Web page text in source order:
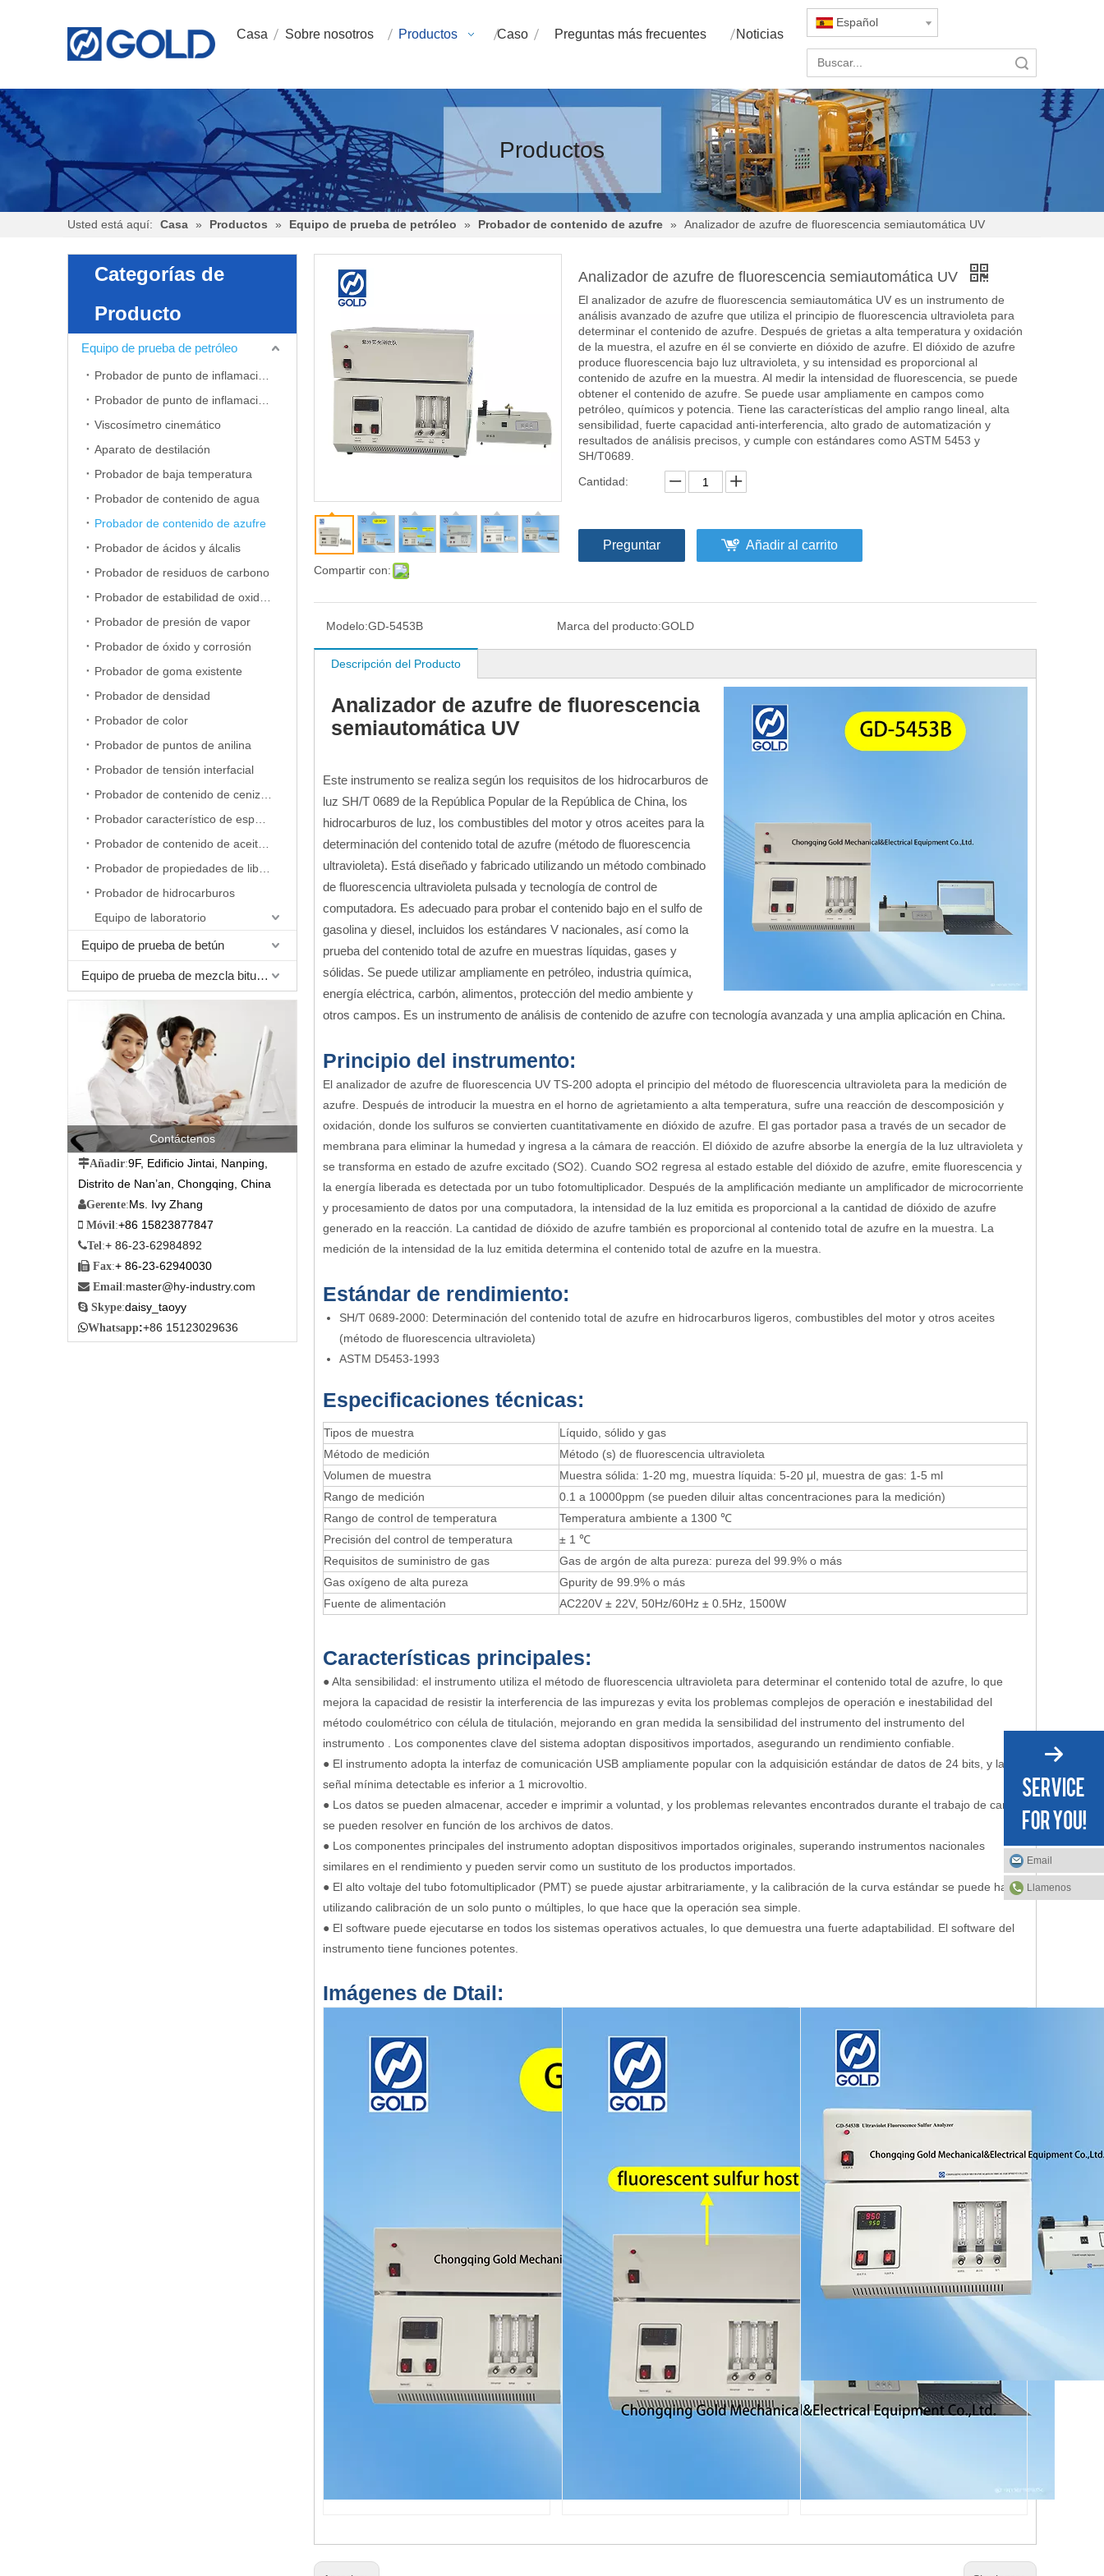
Casa Sobre nosotros Productos Caso Preguntas más frecuentes Noticias
Español
Productos
Usted está aquí: Casa » Productos » Equipo de prueba de petróleo » Probador de contenido de azufre » Analizador de azufre de fluorescencia semiautomática UV
Categorías de
Producto
Equipo de prueba de petróleo
Viscosímetro cinemático
Aparato de destilación
Probador de baja temperatura
Probador de contenido de agua
Probador de contenido de azufre
Probador de ácidos y álcalis
Probador de residuos de carbono
Probador de presión de vapor
Probador de óxido y corrosión
Probador de goma existente
Probador de densidad
Probador de color
Probador de puntos de anilina
Probador de tensión interfacial
Probador de hidrocarburos
Equipo de laboratorio
Equipo de prueba de betún
Equipo de prueba de mezcla bituminosa
Contáctenos
Añadir:9F, Edificio Jintai, Nanping,
Distrito de Nan’an, Chongqing, China
Gerente:Ms. Ivy Zhang
 Móvil :+86 15823877847
Tel :+ 86-23-62984892
 Fax:+ 86-23-62940030
 Email :master@hy-industry.com
 Skype:daisy_taoyy
Whatsapp:+86 15123029636
Compartir con:
Analizador de azufre de fluorescencia semiautomática UV
El analizador de azufre de fluorescencia semiautomática UV es un instrumento de
análisis avanzado de azufre que utiliza el principio de fluorescencia ultravioleta para
determinar el contenido de azufre. Después de grietas a alta temperatura y oxidación
de la muestra, el azufre en él se convierte en dióxido de azufre. El dióxido de azufre
produce fluorescencia bajo luz ultravioleta, y su intensidad es proporcional al
contenido de azufre en la muestra. Al medir la intensidad de fluorescencia, se puede
obtener el contenido de azufre. Se puede usar ampliamente en campos como
petróleo, químicos y potencia. Tiene las características del amplio rango lineal, alta
sensibilidad, fuerte capacidad anti-interferencia, alto grado de automatización y
resultados de análisis precisos, y cumple con estándares como ASTM 5453 y
SH/T0689.
Cantidad:
Preguntar Añadir al carrito
Modelo:GD-5453B Marca del producto:GOLD
Descripción del Producto
Analizador de azufre de fluorescencia
semiautomática UV
Este instrumento se realiza según los requisitos de los hidrocarburos de
luz SH/T 0689 de la República Popular de la República de China, los
hidrocarburos de luz, los combustibles del motor y otros aceites para la
determinación del contenido total de azufre (método de fluorescencia
ultravioleta). Está diseñado y fabricado utilizando un método combinado
de fluorescencia ultravioleta pulsada y tecnología de control de
computadora. Es adecuado para probar el contenido bajo en el sulfo de
gasolina y diesel, incluidos los estándares V nacionales, así como la
prueba del contenido total de azufre en muestras líquidas, gases y
sólidas. Se puede utilizar ampliamente en petróleo, industria química,
energía eléctrica, carbón, alimentos, protección del medio ambiente y
otros campos. Es un instrumento de análisis de contenido de azufre con tecnología avanzada y una amplia aplicación en China.
Principio del instrumento:
El analizador de azufre de fluorescencia UV TS-200 adopta el principio del método de fluorescencia ultravioleta para la medición de
azufre. Después de introducir la muestra en el horno de agrietamiento a alta temperatura, sufre una reacción de descomposición y
oxidación, donde los sulfuros se convierten cuantitativamente en dióxido de azufre. El gas portador pasa a través de un secador de
membrana para eliminar la humedad y ingresa a la cámara de reacción. El dióxido de azufre absorbe la energía de la luz ultravioleta y
se transforma en estado de azufre excitado (SO2). Cuando SO2 regresa al estado estable del dióxido de azufre, emite fluorescencia y
la energía liberada es detectada por un tubo fotomultiplicador. Después de la amplificación mediante un amplificador de microcorriente
y procesamiento de datos por una computadora, la intensidad de la luz emitida es proporcional a la cantidad de dióxido de azufre
generado en la reacción. La cantidad de dióxido de azufre también es proporcional al contenido total de azufre en la muestra. La
medición de la intensidad de la luz emitida determina el contenido total de azufre en la muestra.
Estándar de rendimiento:
SH/T 0689-2000: Determinación del contenido total de azufre en hidrocarburos ligeros, combustibles del motor y otros aceites
(método de fluorescencia ultravioleta)
ASTM D5453-1993
Especificaciones técnicas:
Tipos de muestra
Líquido, sólido y gas
Método de medición
Método (s) de fluorescencia ultravioleta
Volumen de muestra
Muestra sólida: 1-20 mg, muestra líquida: 5-20 μl, muestra de gas: 1-5 ml
Rango de medición
0.1 a 10000ppm (se pueden diluir altas concentraciones para la medición)
Rango de control de temperatura
Temperatura ambiente a 1300 ℃
Precisión del control de temperatura
± 1 ℃
Requisitos de suministro de gas
Gas de argón de alta pureza: pureza del 99.9% o más
Gas oxígeno de alta pureza
Gpurity de 99.9% o más
Fuente de alimentación
AC220V ± 22V, 50Hz/60Hz ± 0.5Hz, 1500W
Características principales:
● Alta sensibilidad: el instrumento utiliza el método de fluorescencia ultravioleta para determinar el contenido total de azufre, lo que
mejora la capacidad de resistir la interferencia de las impurezas y evita los problemas complejos de operación e inestabilidad del
método coulométrico con célula de titulación, mejorando en gran medida la sensibilidad del instrumento del instrumento del
instrumento . Los componentes clave del sistema adoptan dispositivos importados, asegurando un rendimiento confiable.
● El instrumento adopta la interfaz de comunicación USB ampliamente popular con la adquisición estándar de datos de 24 bits, y la
señal mínima detectable es inferior a 1 microvoltio.
● Los datos se pueden almacenar, acceder e imprimir a voluntad, y los problemas relevantes encontrados durante el trabajo de campo
se pueden resolver en función de los archivos de datos.
● Los componentes principales del instrumento adoptan dispositivos importados originales, superando instrumentos nacionales
similares en el rendimiento y pueden servir como un sustituto de los productos importados.
● El alto voltaje del tubo fotomultiplicador (PMT) se puede ajustar arbitrariamente, y la calibración de la curva estándar se puede hacer
utilizando calibración de un solo punto o múltiples, lo que hace que la operación sea simple.
● El software puede ejecutarse en todos los sistemas operativos actuales, lo que demuestra una fuerte adaptabilidad. El software del
instrumento tiene funciones potentes.
Imágenes de Dtail:
Email
Llamenos